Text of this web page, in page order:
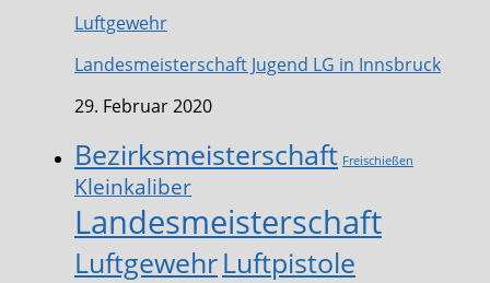
Luftgewehr
Landesmeisterschaft Jugend LG in Innsbruck
29. Februar 2020
Bezirksmeisterschaft Freischießen
Kleinkaliber
Landesmeisterschaft
LuftgewehrLuftpistole